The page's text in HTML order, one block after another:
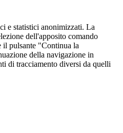
e statistici anonimizzati. La
dell'apposito comando
pulsante "Continua la
della navigazione in
di tracciamento diversi da quelli